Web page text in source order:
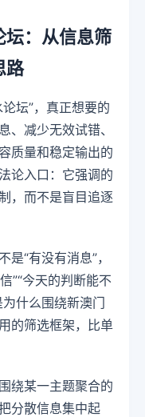
坛：从信息筛
路
坛”，真正想要的
、减少无效试错、
质量和稳定输出的
论入口：它强调的
，而不是盲目追逐
“有没有消息”，
”“今天的判断能不
什么围绕新澳门
的筛选框架，比单
绕某一主题聚合的
分散信息集中起